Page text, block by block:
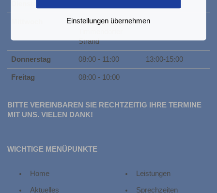
Terminsprechstunde
Strand
Donnerstag 08:00 - 11:00 13:00-15:00
Freitag 08:00 - 10:00
BITTE VEREINBAREN SIE RECHTZEITIG IHRE TERMINE
MIT UNS. VIELEN DANK!
WICHTIGE MENÜPUNKTE
Home
Aktuelles
Leistungen
Sprechzeiten
Einstellungen übernehmen